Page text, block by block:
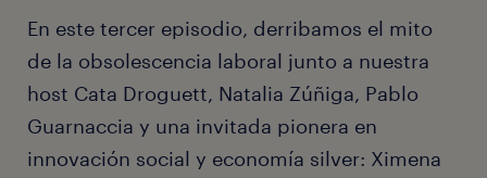
En este tercer episodio, derribamos el mito
de la obsolescencia laboral junto a nuestra
host Cata Droguett, Natalia Zúñiga, Pablo
Guarnaccia y una invitada pionera en
innovación social y economía silver: Ximena